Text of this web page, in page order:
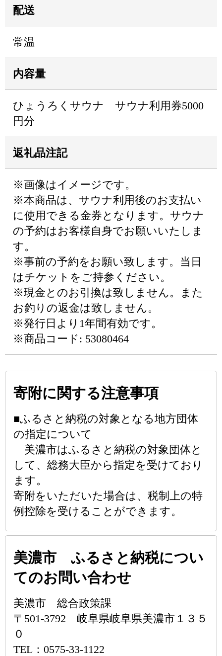
配送
常温
内容量
ひょうろくサウナ サウナ利用券5000
円分
返礼品注記
※画像はイメージです。
※本商品は、サウナ利用後のお支払い
に使用できる金券となります。サウナ
の予約はお客様自身でお願いいたしま
す。
※事前の予約をお願い致します。当日
はチケットをご持参ください。
※現金とのお引換は致しません。また
お釣りの返金は致しません。
※発行日より1年間有効です。
※商品コード: 53080464
寄附に関する注意事項
■ふるさと納税の対象となる地方団体
の指定について
美濃市はふるさと納税の対象団体と
して、総務大臣から指定を受けており
ます。
寄附をいただいた場合は、税制上の特
例控除を受けることができます。
美濃市 ふるさと納税につい
てのお問い合わせ
美濃市 総合政策課
〒501-3792 岐阜県岐阜県美濃市１３５
０
TEL：0575-33-1122